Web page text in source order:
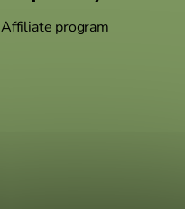
Affiliate program